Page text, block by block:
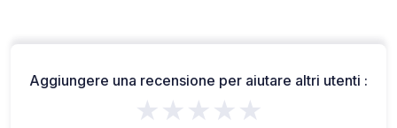
Aggiungere una recensione per aiutare altri utenti :
★★★★★